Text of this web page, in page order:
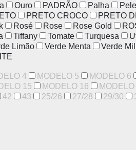
Ouro PADRÃO Palha Pele
PRETO CROCO PRETO
Rosé Rose Rose Gold
Tiffany Tomate Turquesa
Limão Verde Menta Verde
4 MODELO 5 MODELO 6
15 MODELO 16 MODELO
42 43 25/26 27/28 29/30